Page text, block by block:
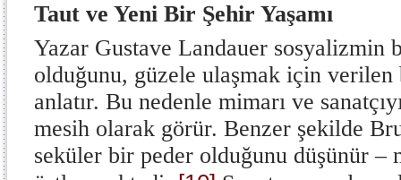
Taut ve Yeni Bir Şehir Yaşamı
Yazar Gustave Landauer sosyalizmin
olduğunu, güzele ulaşmak için verilen
anlatır. Bu nedenle mimarı ve
mesih olarak görür. Benzer şekilde
seküler bir peder olduğunu düşünür –